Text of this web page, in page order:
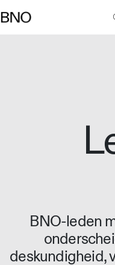
BNO-leden
deskundigheid,